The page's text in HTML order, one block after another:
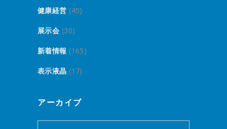
健康経営 (45)
展示会 (30)
新着情報 (165)
表示液晶 (17)
アーカイブ